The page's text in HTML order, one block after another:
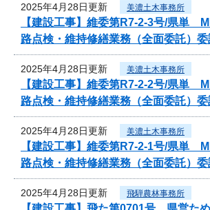
2025年4月28日更新 美濃土木事務所
【建設工事】維委第R7-2-3号/県単
路点検・維持修繕業務（全面委託）
2025年4月28日更新 美濃土木事務所
【建設工事】維委第R7-2-2号/県単
路点検・維持修繕業務（全面委託）
2025年4月28日更新 美濃土木事務所
【建設工事】維委第R7-2-1号/県単
路点検・維持修繕業務（全面委託）
2025年4月28日更新 飛騨農林事務所